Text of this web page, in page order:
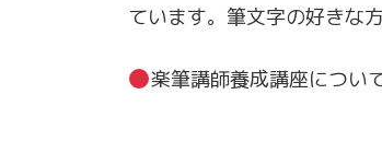
ています。筆文字の好きな
楽筆講師養成講座につい